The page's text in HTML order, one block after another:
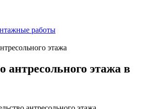
работы
этажа
антресольного этажа в